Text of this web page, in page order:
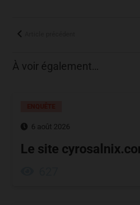
À voir également…
6 août 2026
Le site